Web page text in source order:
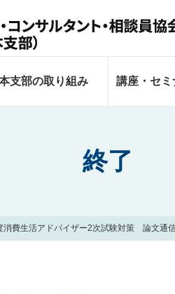
支部の取り組み 講座・セミ
終了
消費生活アドバイザー2次試験対策 論文通